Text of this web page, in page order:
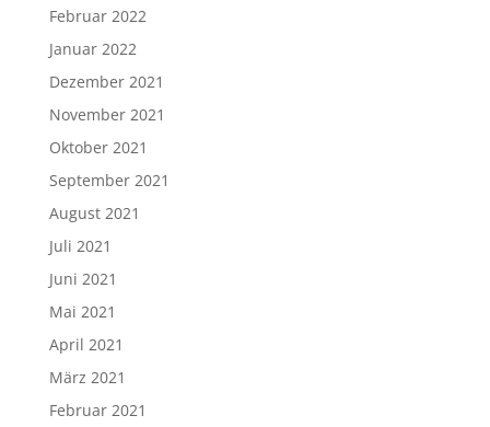
Februar 2022
Januar 2022
Dezember 2021
November 2021
Oktober 2021
September 2021
August 2021
Juli 2021
Juni 2021
Mai 2021
April 2021
März 2021
Februar 2021